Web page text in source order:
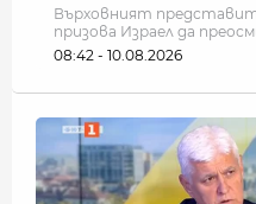
Върховният
призова Израел да
08:42 - 10.08.2026